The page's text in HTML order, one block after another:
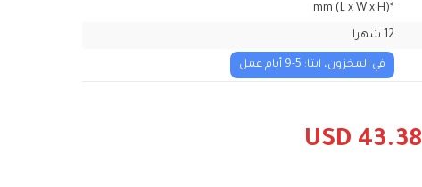
*mm (L x W x H)
12 شهرا
في المخزون، ايتا: 5-9 أيام عمل
USD 43.38